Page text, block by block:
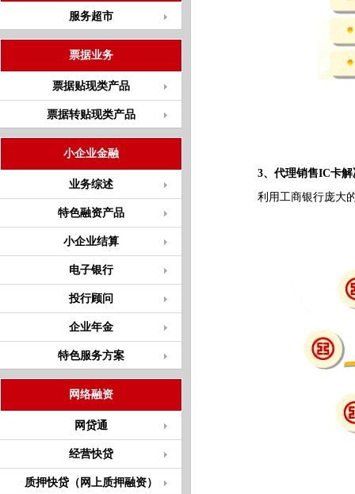
服务超市
票据业务
票据贴现类产品
票据转贴现类产品
小企业金融
业务综述
特色融资产品
小企业结算
电子银行
投行顾问
企业年金
特色服务方案
网络融资
网贷通
经营快贷
质押快贷（网上质押融资）
3、代理销售IC卡解
利用工商银行庞大的